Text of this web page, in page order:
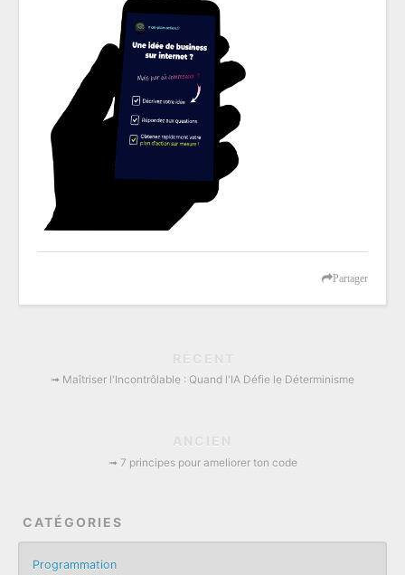
Partager
RÉCENT
➟ Maîtriser l'Incontrôlable : Quand l'IA Défie le Déterminisme
ANCIEN
➟ 7 principes pour ameliorer ton code
CATÉGORIES
Programmation